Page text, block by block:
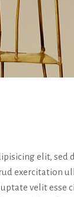
elit,
exercitation
velit